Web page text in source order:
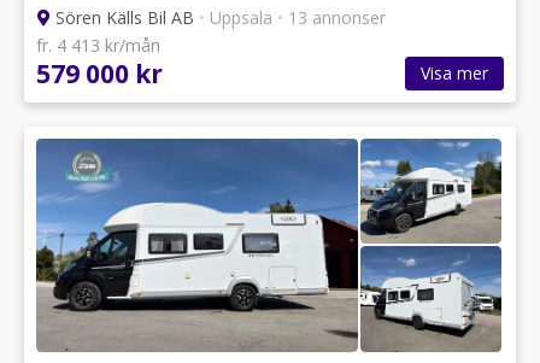
Sören Källs Bil AB • Uppsala • 13 annonser
fr. 4 413 kr/mån
579 000 kr Visa mer